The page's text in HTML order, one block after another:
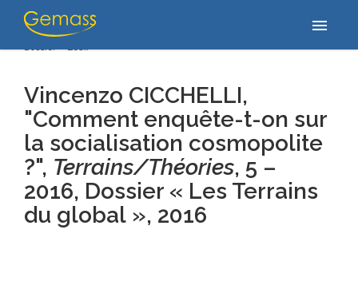
menu
Accueil/Publications
on sur la socialisation cosmopolite ?", Terrains/Théories, 5 – 2016,
Dossier « Les…
Vincenzo CICCHELLI,
"Comment enquête-t-on sur
la socialisation cosmopolite
?", Terrains/Théories, 5 –
2016, Dossier « Les Terrains
du global », 2016